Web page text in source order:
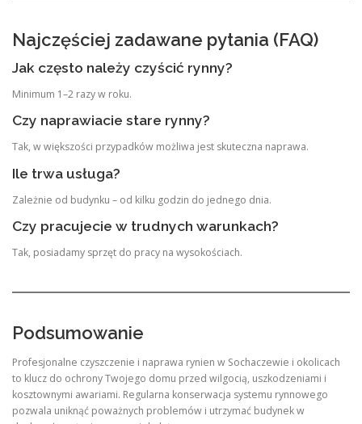
Najczęściej zadawane pytania (FAQ)
Jak często należy czyścić rynny?
Minimum 1–2 razy w roku.
Czy naprawiacie stare rynny?
Tak, w większości przypadków możliwa jest skuteczna naprawa.
Ile trwa usługa?
Zależnie od budynku – od kilku godzin do jednego dnia.
Czy pracujecie w trudnych warunkach?
Tak, posiadamy sprzęt do pracy na wysokościach.
Podsumowanie
Profesjonalne czyszczenie i naprawa rynien w Sochaczewie i okolicach
to klucz do ochrony Twojego domu przed wilgocią, uszkodzeniami i
kosztownymi awariami. Regularna konserwacja systemu rynnowego
pozwala uniknąć poważnych problemów i utrzymać budynek w